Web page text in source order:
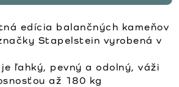
edícia balančných kameňov
Stapelstein vyrobená v
ľahký, pevný a odolný, váži
až 180 kg